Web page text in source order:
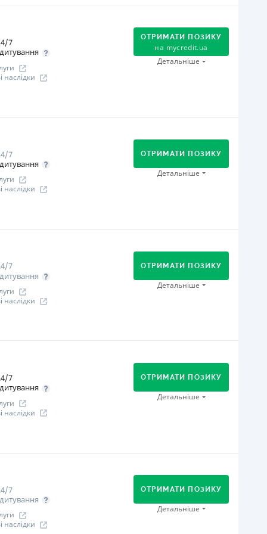
Онлайн (через сайт або інтернет-банкінг)
НБУ
НБУ № 195
інформація про кредит
7
ОТРИМАТИ ПОЗИКУ
на mycredit.ua
Детальніше
Через відділення банків-партнерів
Через термінали самообслуговування
В касах і терміналах відділень
Через термінали Приватбанку
7
ОТРИМАТИ ПОЗИКУ
Детальніше
Оплата на розрахунковий рахунок
Онлайн (через сайт або інтернет-банкінг)
НБУ
НБУ №96
7
ОТРИМАТИ ПОЗИКУ
Детальніше
Онлайн (через сайт або інтернет-банкінг)
Через відділення банків-партнерів
Через термінали самообслуговування
НБУ
7
ОТРИМАТИ ПОЗИКУ
Детальніше
Оплата на розрахунковий рахунок
Онлайн (через сайт або інтернет-банкінг)
НБУ
переоформлена 07.03.2024 р.
7
ОТРИМАТИ ПОЗИКУ
Детальніше